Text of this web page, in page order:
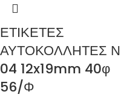
ΕΤΙΚΕΤΕΣ
ΑΥΤΟΚΟΛΛΗΤΕΣ Ν
04 12x19mm 40φ
56/Φ